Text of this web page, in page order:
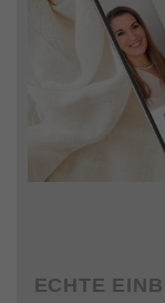
ECHTE